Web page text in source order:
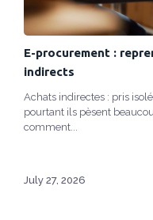
E-procurement :
indirects
Achats indirectes : pris
pourtant ils pèsent
comment...
July 27, 2026